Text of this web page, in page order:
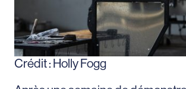
Crédit : Holly Fogg